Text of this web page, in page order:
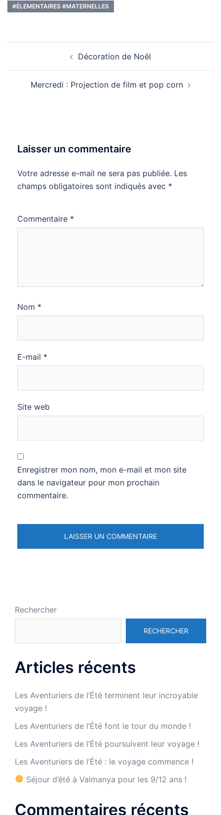
#ÉLEMENTAIRES #MATERNELLES
Décoration de Noël
Mercredi : Projection de film et pop corn
Laisser un commentaire
Votre adresse e-mail ne sera pas publiée. Les
champs obligatoires sont indiqués avec *
Commentaire *
Nom *
E-mail *
Site web
Enregistrer mon nom, mon e-mail et mon site
dans le navigateur pour mon prochain
commentaire.
Rechercher
RECHERCHER
Articles récents
Les Aventuriers de l’Été terminent leur incroyable
voyage !
Les Aventuriers de l’Été font le tour du monde !
Les Aventuriers de l’Été poursuivent leur voyage !
Les Aventuriers de l’Été : le voyage commence !
Séjour d’été à Valmanya pour les 9/12 ans !
Commentaires récents